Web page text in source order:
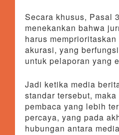
Secara khusus, Pasal
menekankan bahwa
harus
akurasi, yang
untuk pelaporan yang
Jadi ketika media
standar tersebut,
pembaca yang lebih
percaya, yang pada
hubungan antara